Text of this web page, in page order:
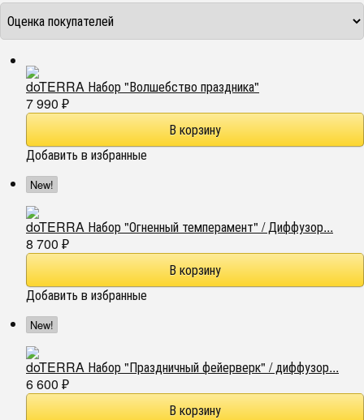
doTERRA Набор "Волшебство праздника"
7 990 ₽
Добавить в избранные
New!
doTERRA Набор "Огненный темперамент" / Диффузор...
8 700 ₽
Добавить в избранные
New!
doTERRA Набор "Праздничный фейерверк" / диффузор...
6 600 ₽